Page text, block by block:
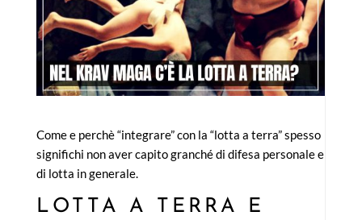
Come e perchè “integrare” con la “lotta a terra” spesso
significhi non aver capito granché di difesa personale e
di lotta in generale.
LOTTA A TERRA E